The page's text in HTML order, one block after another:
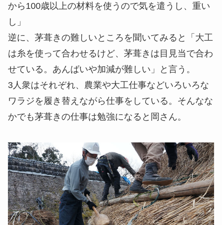
から100歳以上の材料を使うので気を遣うし、重い
し」
逆に、茅葺きの難しいところを聞いてみると「大工
は糸を使って合わせるけど、茅葺きは目見当で合わ
せている。あんばいや加減が難しい」と言う。
3人衆はそれぞれ、農業や大工仕事などいろいろな
ワラジを履き替えながら仕事をしている。そんなな
かでも茅葺きの仕事は勉強になると岡さん。